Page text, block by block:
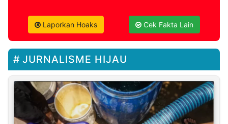
Laporkan Hoaks Cek Fakta Lain
JURNALISME HIJAU